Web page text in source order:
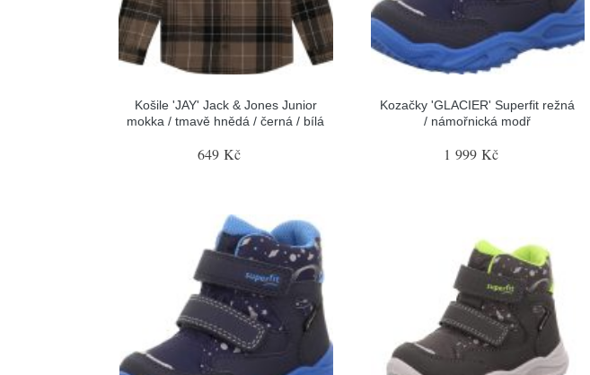
Košile 'JAY' Jack & Jones Junior
mokka / tmavě hnědá / černá / bílá
649 Kč
Kozačky 'GLACIER' Superfit režná
/ námořnická modř
1 999 Kč